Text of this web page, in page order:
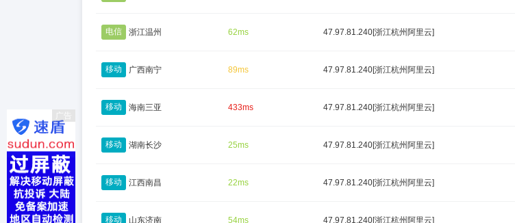
电信 浙江温州 62ms 47.97.81.240[浙江杭州阿里云]
移动 广西南宁 89ms 47.97.81.240[浙江杭州阿里云]
移动 海南三亚 433ms 47.97.81.240[浙江杭州阿里云]
移动 湖南长沙 25ms 47.97.81.240[浙江杭州阿里云]
移动 江西南昌 22ms 47.97.81.240[浙江杭州阿里云]
移动 山东济南 54ms 47.97.81.240[浙江杭州阿里云]
广告